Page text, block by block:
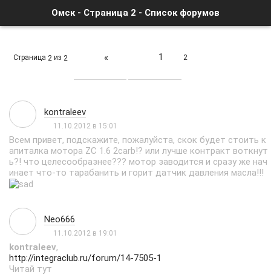
Омск - Страница 2 - Список форумов
Страница 2 из 2 « 1 2
kontraleev
11.10.2012 в 15:01
Всем привет, подскажите, пожалуйста, скок будет стоить к
апиталка мотора ZC 1.6 2carb!? или лучше контракт воткнут
ь?! что целесообразнее??? мотор заводится и сразу же нач
инает что-то тарабанить и горит датчик давления масла!!!
Neo666
11.10.2012 в 19:01
kontraleev,
http://integraclub.ru/forum/14-7505-1
Читай тут